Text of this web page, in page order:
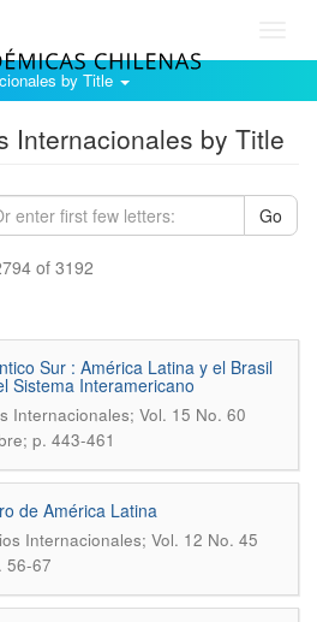
by Title
Internacionales by Title
Go
of 3192
Sur : América Latina y el Brasil
Sistema Interamericano
Internacionales; Vol. 15 No. 60
p. 443-461
de América Latina
Internacionales; Vol. 12 No. 45
56-67